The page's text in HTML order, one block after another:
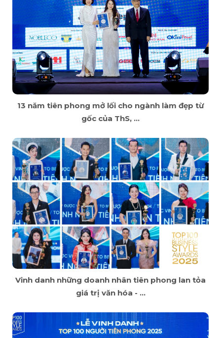
13 năm tiên phong mở lối cho ngành làm đẹp từ
gốc của ThS, ...
Vinh danh những doanh nhân tiên phong lan tỏa
giá trị văn hóa - ...